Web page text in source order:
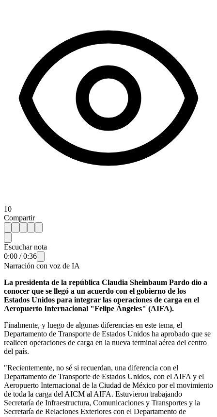
10
Compartir
Escuchar nota
0:00 /0:36
Narración con voz de IA
La presidenta de la república Claudia Sheinbaum Pardo dio a
conocer que se llegó a un acuerdo con el gobierno de los
Estados Unidos para integrar las operaciones de carga en el
Aeropuerto Internacional "Felipe Ángeles" (AIFA).
Finalmente, y luego de algunas diferencias en este tema, el
Departamento de Transporte de Estados Unidos ha aprobado que se
realicen operaciones de carga en la nueva terminal aérea del centro
del país.
"Recientemente, no sé si recuerdan, una diferencia con el
Departamento de Transporte de Estados Unidos, con el AIFA y el
Aeropuerto Internacional de la Ciudad de México por el movimiento
de toda la carga del AICM al AIFA. Estuvieron trabajando
Secretaría de Infraestructura, Comunicaciones y Transportes y la
Secretaría de Relaciones Exteriores con el Departamento de